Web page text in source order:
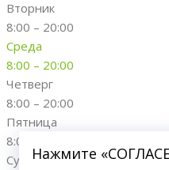
Вторник
8:00 – 20:00
Среда
8:00 – 20:00
Четверг
8:00 – 20:00
Пятница
8:00 – 20:00
СубботаНажмите